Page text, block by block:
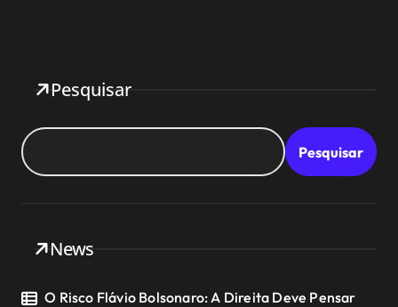
Pesquisar
Pesquisar
News
O Risco Flávio Bolsonaro: A Direita Deve Pensar